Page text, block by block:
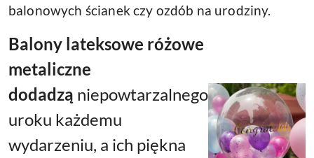
balonowych ścianek czy ozdób na urodziny.
Balony lateksowe różowe
metaliczne
dodadzą niepowtarzalnego
uroku każdemu
wydarzeniu, a ich piękna